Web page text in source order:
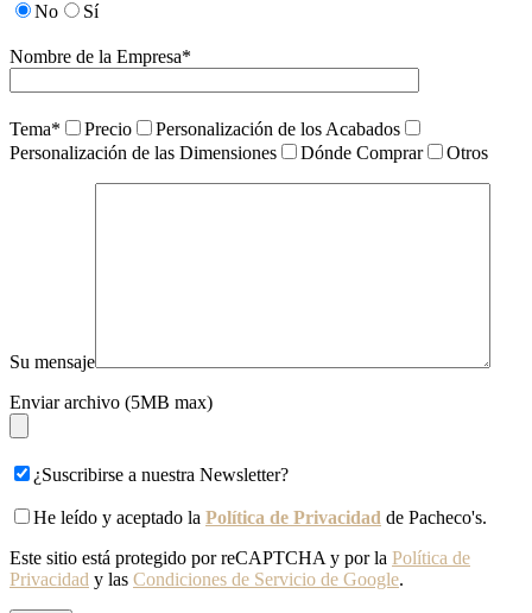
No
Sí
Nombre de la Empresa*
Tema* Precio
Personalización de los Acabados
Personalización de las Dimensiones
Dónde Comprar Otros
Su mensaje
Enviar archivo (5MB max)
¿Suscribirse a nuestra Newsletter?
He leído y aceptado la Política de Privacidad de Pacheco's.
Este sitio está protegido por reCAPTCHA y por la Política de
Privacidad y las Condiciones de Servicio de Google.